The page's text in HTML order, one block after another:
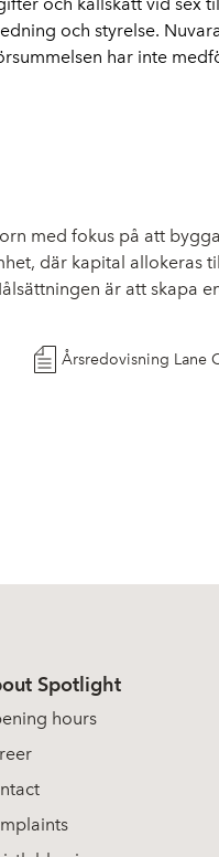
och styrelse.
har inte
med fokus på att
där kapital
är att
Årsredovisning Lane
Spotlight
hours